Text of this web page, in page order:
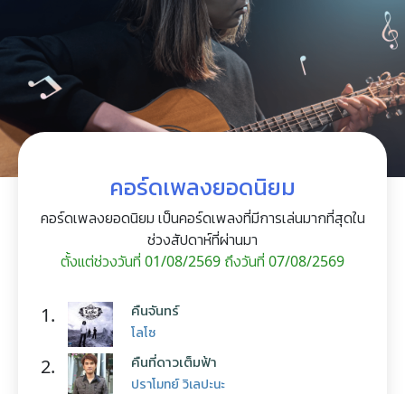
คอร์ดเพลงยอดนิยม
คอร์ดเพลงยอดนิยม เป็นคอร์ดเพลงที่มีการเล่นมากที่สุดใน
ช่วงสัปดาห์ที่ผ่านมา
ตั้งแต่ช่วงวันที่ 01/08/2569 ถึงวันที่ 07/08/2569
1. คืนจันทร์
โลโซ
2. คืนที่ดาวเต็มฟ้า
ปราโมทย์ วิเลปะนะ